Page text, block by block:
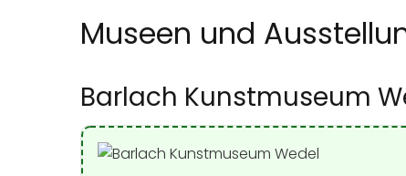
Museen und
Barlach Kunstmuseum